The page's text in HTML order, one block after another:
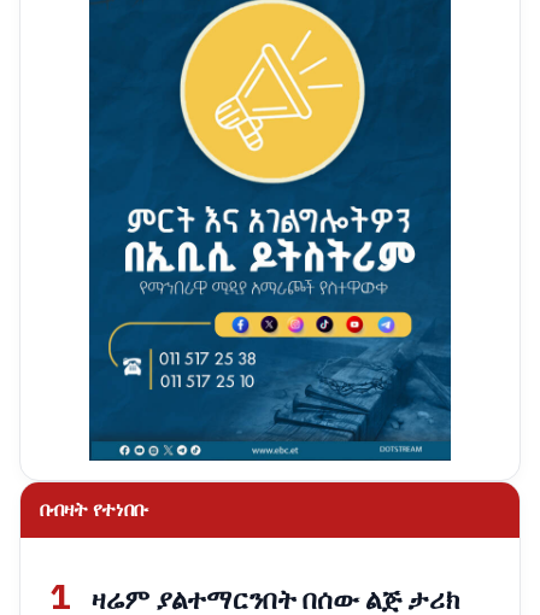
በብዛት የተነበቡ
1 ዛሬም ያልተማርንበት በሰው ልጅ ታሪክ